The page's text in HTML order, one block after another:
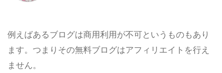
例えばあるブログは商用利用が不可というものもあり
ます。つまりその無料ブログはアフィリエイトを行え
ません。